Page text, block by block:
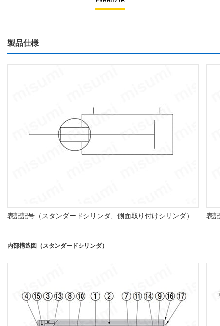
製品仕様
表記記号（スタンダードシリンダ、側面取り付けシリンダ） 表
内部構造図（スタンダードシリンダ）